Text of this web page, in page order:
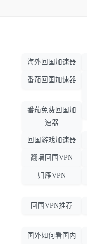
海外回国加速器
番茄回国加速器
番茄免费回国加
速器
回国游戏加速器
翻墙回国VPN
归雁VPN
回国VPN推荐
国外如何看国内